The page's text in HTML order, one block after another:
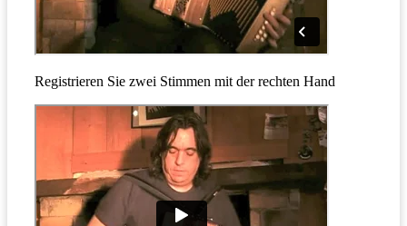
Registrieren Sie zwei Stimmen mit der rechten Hand